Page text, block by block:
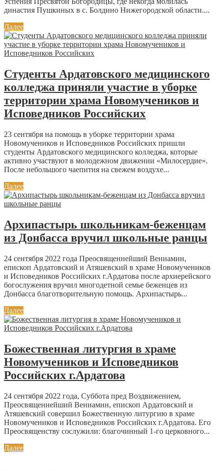
династия Пушкиных в с. Болдино Нижегородской области....
Далее
Студенты Ардатовского медицинского
колледжа приняли участие в уборке
территории храма Новомучеников и
Исповедников Российских
23 сентября на помощь в уборке территории храма
Новомучеников и Исповедников Российских пришли
студенты Ардатовского медицинского колледжа, которые
активно участвуют в молодежном движении «Милосердие».
После небольшого чаепития на свежем воздухе...
Далее
Архипастырь школьникам-беженцам
из Донбасса вручил школьные ранцы
24 сентября 2022 года Преосвященнейший Вениамин,
епископ Ардатовский и Атяшевский в храме Новомучеников
и Исповедников Российских г.Ардатова после архиерейского
богослужения вручил многодетной семье беженцев из
Донбасса благотворительную помощь. Архипастырь...
Далее
Божественная литургия в храме
Новомучеников и Исповедников
Российских г.Ардатова
24 сентября 2022 года, Суббота пред Воздвижением,
Преосвященнейший Вениамин, епископ Ардатовский и
Атяшевский совершил Божественную литургию в храме
Новомучеников и Исповедников Российских г.Ардатова. Его
Преосвященству сослужили: благочинный 1-го церковного...
Далее